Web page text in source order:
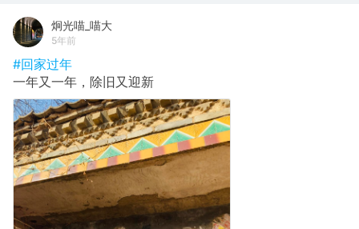
炯光喵_喵大
5年前
#回家过年
一年又一年，除旧又迎新